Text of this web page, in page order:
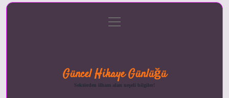
menüyü
aç
Güncel Hikaye Günlüğü
Sektörden ilham alan neşeli bilgiler!